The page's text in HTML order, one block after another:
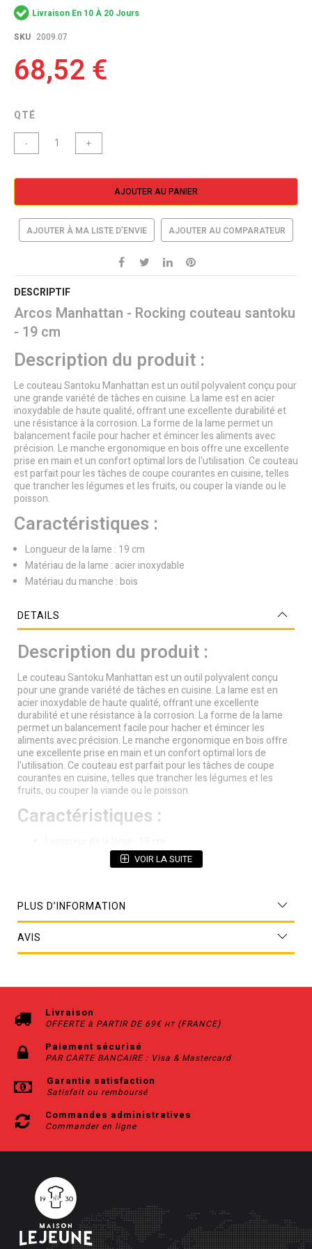
the
imagesLivraison En 10 À 20 Jours
SKU 2009.07
68,52 €
QTÉ
- +
AJOUTER AU PANIER
AJOUTER À MA LISTE D’ENVIE AJOUTER AU COMPARATEUR
DESCRIPTIF
Arcos Manhattan - Rocking couteau santoku
- 19 cm
Description du produit :
Le couteau Santoku Manhattan est un outil polyvalent conçu pour
une grande variété de tâches en cuisine. La lame est en acier
inoxydable de haute qualité, offrant une excellente durabilité et
une résistance à la corrosion. La forme de la lame permet un
balancement facile pour hacher et émincer les aliments avec
précision. Le manche ergonomique en bois offre une excellente
prise en main et un confort optimal lors de l'utilisation. Ce couteau
est parfait pour les tâches de coupe courantes en cuisine, telles
que trancher les légumes et les fruits, ou couper la viande ou le
poisson.
Caractéristiques :
Longueur de la lame : 19 cm
Matériau de la lame : acier inoxydable
Matériau du manche : bois
DETAILS
Description du produit :
Le couteau Santoku Manhattan est un outil polyvalent conçu
pour une grande variété de tâches en cuisine. La lame est en
acier inoxydable de haute qualité, offrant une excellente
durabilité et une résistance à la corrosion. La forme de la lame
permet un balancement facile pour hacher et émincer les
aliments avec précision. Le manche ergonomique en bois offre
une excellente prise en main et un confort optimal lors de
l'utilisation. Ce couteau est parfait pour les tâches de coupe
courantes en cuisine, telles que trancher les légumes et les
fruits, ou couper la viande ou le poisson.
Caractéristiques :
Matériau de la lame : acier inoxydable
VOIR LA SUITE
PLUS D’INFORMATION
AVIS
Livraison
OFFERTE à PARTIR DE 69€ HT(FRANCE)
Paiement sécurisé
PAR CARTE BANCAIRE : Visa & Mastercard
Garantie satisfaction
Satisfait ou remboursé
Commandes administratives
Commander en ligne